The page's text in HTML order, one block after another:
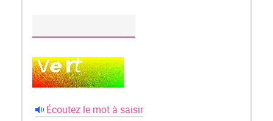
Écoutez le mot à saisir